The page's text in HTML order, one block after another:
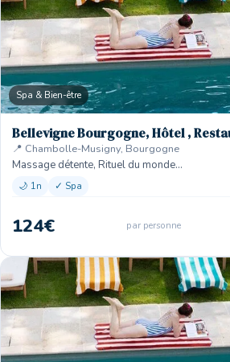
Spa & Bien-être
Bellevigne Bourgogne, Hôtel ,
📍 Chambolle-Musigny, Bourgogne
Massage détente, Rituel du monde…
🌙 1n ✓ Spa
124€ par personne